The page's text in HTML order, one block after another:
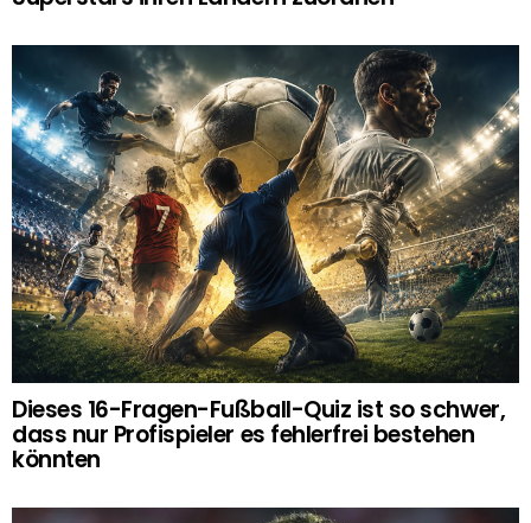
Dieses 16-Fragen-Fußball-Quiz ist so schwer,
dass nur Profispieler es fehlerfrei bestehen
könnten